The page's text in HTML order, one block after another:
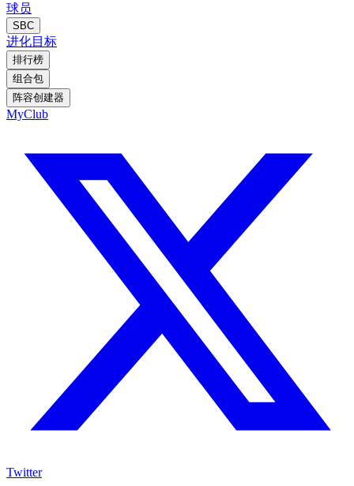
球员
SBC
进化目标
排行榜
组合包
阵容创建器
MyClub
Twitter